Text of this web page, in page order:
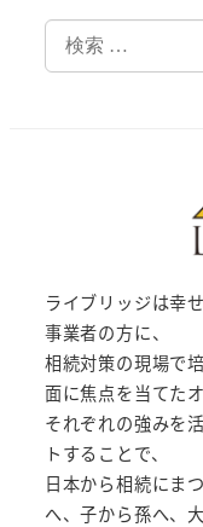
検
索
ライブリッジは幸
事業者の方に、
相続対策の現場で
面に焦点を当てた
それぞれの強みを
トすることで、
日本から相続にま
へ、子から孫へ、